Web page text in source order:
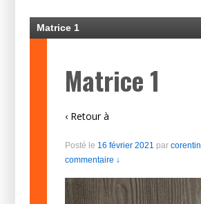
Matrice 1
Matrice 1
‹ Retour à
Posté le 16 février 2021 par corentin
commentaire ↓